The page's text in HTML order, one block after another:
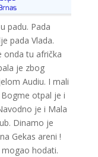
padu. Pada
pada Vlada.
onda tu afrička
je zbog
Audiu. I mali
otpal je i
je i Mala
Dinamo je
Gekas areni !
hodati.